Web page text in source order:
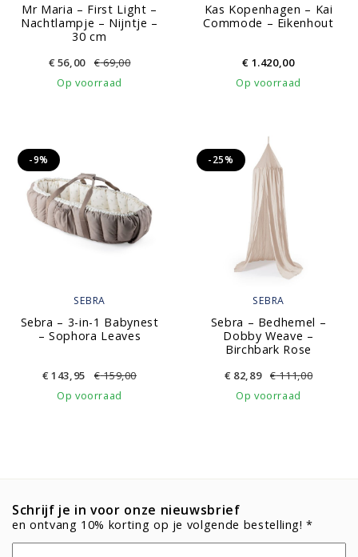
Mr Maria – First Light –
Nachtlampje – Nijntje –
30 cm
€ 56,00 €69,00
Op voorraad
Kas Kopenhagen – Kai
Commode – Eikenhout
€1.420,00
Op voorraad
SEBRA
Sebra – 3-in-1 Babynest
– Sophora Leaves
€ 143,95 €159,00
-9%
Op voorraad
SEBRA
Sebra – Bedhemel –
Dobby Weave –
Birchbark Rose
€ 82,89 €111,00
-25%
Op voorraad
Schrijf je in voor onze nieuwsbrief
en ontvang 10% korting op je volgende bestelling! *